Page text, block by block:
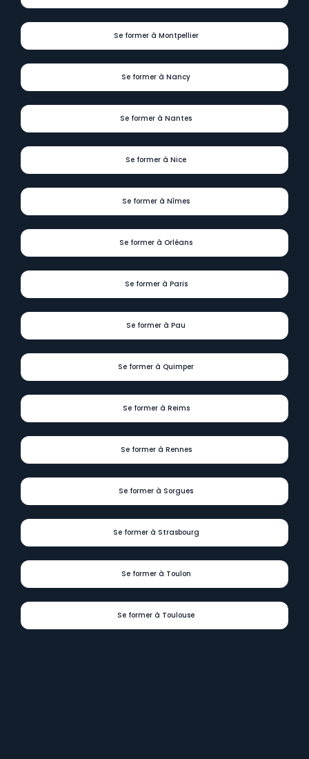
Se former à Montpellier
Se former à Nancy
Se former à Nantes
Se former à Nice
Se former à Nîmes
Se former à Orléans
Se former à Paris
Se former à Pau
Se former à Quimper
Se former à Reims
Se former à Rennes
Se former à Sorgues
Se former à Strasbourg
Se former à Toulon
Se former à Toulouse